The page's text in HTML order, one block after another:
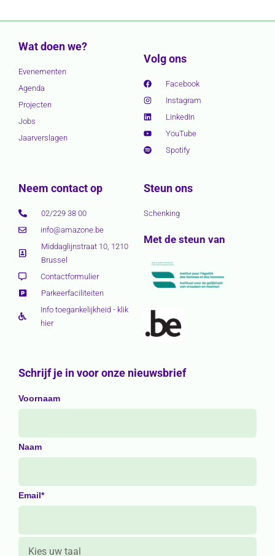
Wat doen we?
Evenementen
Agenda
Projecten
Jobs
Jaarverslagen
Volg ons
Facebook
Instagram
LinkedIn
YouTube
Spotify
Neem contact op
02/229 38 00
info@amazone.be
Middaglijnstraat 10, 1210
Brussel
Contactformulier
Parkeerfaciliteiten
Info toegankelijkheid - klik
hier
Steun ons
Schenking
Met de steun van
Schrijf je in voor onze nieuwsbrief
Voornaam
Naam
Email*